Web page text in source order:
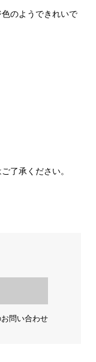
のようできれいで
了承ください。
問い合わせ